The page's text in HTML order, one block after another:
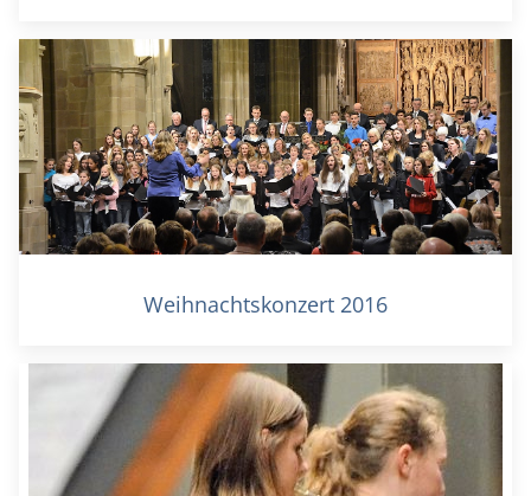
Weihnachtskonzert 2016